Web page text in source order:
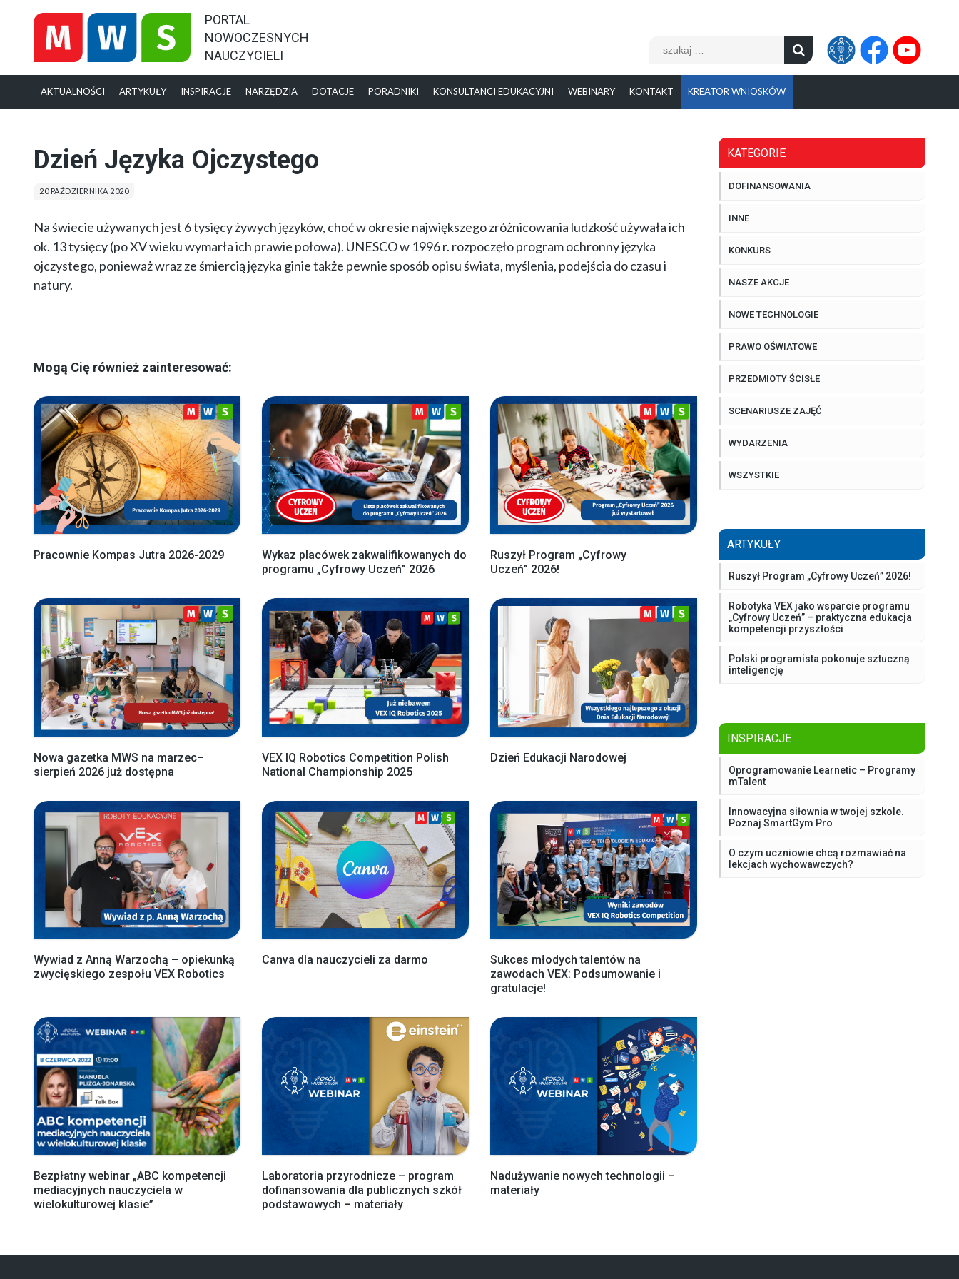
PORTAL
NOWOCZESNYCH
NAUCZYCIELI
AKTUALNOŚCI ARTYKUŁY INSPIRACJE NARZĘDZIA DOTACJE PORADNIKI KONSULTANCI EDUKACYJNI WEBINARY KONTAKT KREATOR WNIOSKÓW
Szukaj:
Dzień Języka Ojczystego
20 PAŹDZIERNIKA 2020
Na świecie używanych jest 6 tysięcy żywych języków, choć w okresie największego zróżnicowania ludzkość używała ich
ok. 13 tysięcy (po XV wieku wymarła ich prawie połowa). UNESCO w 1996 r. rozpoczęło program ochronny języka
ojczystego, ponieważ wraz ze śmiercią języka ginie także pewnie sposób opisu świata, myślenia, podejścia do czasu i
natury.
Mogą Cię również zainteresować:
Pracownie Kompas Jutra 2026-2029
Wykaz placówek zakwalifikowanych do
programu „Cyfrowy Uczeń” 2026
Ruszył Program „Cyfrowy
Uczeń” 2026!
Nowa gazetka MWS na marzec–
sierpień 2026 już dostępna
VEX IQ Robotics Competition Polish
National Championship 2025
Dzień Edukacji Narodowej
Wywiad z Anną Warzochą – opiekunką
zwycięskiego zespołu VEX Robotics
Canva dla nauczycieli za darmo
Sukces młodych talentów na
zawodach VEX: Podsumowanie i
gratulacje!
Bezpłatny webinar „ABC kompetencji
mediacyjnych nauczyciela w
wielokulturowej klasie”
Laboratoria przyrodnicze – program
dofinansowania dla publicznych szkół
podstawowych – materiały
Nadużywanie nowych technologii –
materiały
KATEGORIE
DOFINANSOWANIA
INNE
KONKURS
NASZE AKCJE
NOWE TECHNOLOGIE
PRAWO OŚWIATOWE
PRZEDMIOTY ŚCISŁE
SCENARIUSZE ZAJĘĆ
WYDARZENIA
WSZYSTKIE
ARTYKUŁY
Ruszył Program „Cyfrowy Uczeń” 2026!
Robotyka VEX jako wsparcie programu
„Cyfrowy Uczeń” – praktyczna edukacja
kompetencji przyszłości
Polski programista pokonuje sztuczną
inteligencję
INSPIRACJE
Oprogramowanie Learnetic – Programy
mTalent
Innowacyjna siłownia w twojej szkole.
Poznaj SmartGym Pro
O czym uczniowie chcą rozmawiać na
lekcjach wychowawczych?